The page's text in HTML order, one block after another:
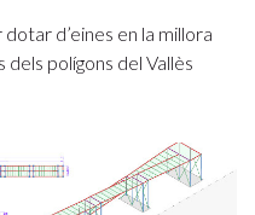
d’eines en la millora
polígons del Vallès